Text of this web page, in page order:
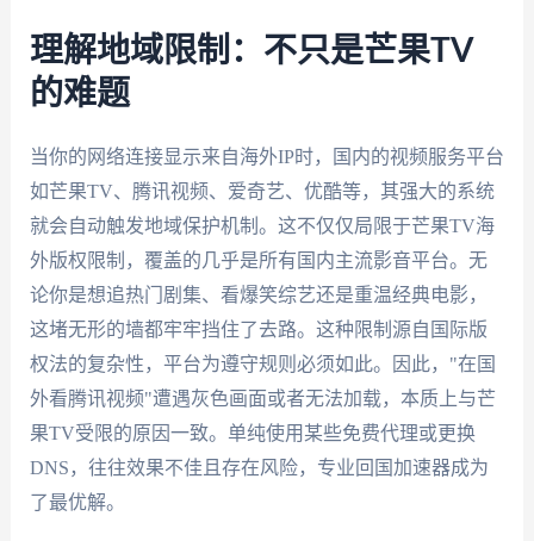
理解地域限制：不只是芒果TV
的难题
当你的网络连接显示来自海外IP时，国内的视频服务平台
如芒果TV、腾讯视频、爱奇艺、优酷等，其强大的系统
就会自动触发地域保护机制。这不仅仅局限于芒果TV海
外版权限制，覆盖的几乎是所有国内主流影音平台。无
论你是想追热门剧集、看爆笑综艺还是重温经典电影，
这堵无形的墙都牢牢挡住了去路。这种限制源自国际版
权法的复杂性，平台为遵守规则必须如此。因此，"在国
外看腾讯视频"遭遇灰色画面或者无法加载，本质上与芒
果TV受限的原因一致。单纯使用某些免费代理或更换
DNS，往往效果不佳且存在风险，专业回国加速器成为
了最优解。